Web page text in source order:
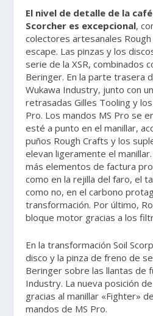
El nivel de detalle de la
Scorcher es excepcional,
colectores artesanales
escape. Las pinzas y los
serie de la XSR, combinados
Beringer. En la parte trasera
Wukawa Industry, junto con
retrasadas Gilles Tooling y
Pro. Los mandos MS Pro se
esté a punto en el manillar,
puños Rough Crafts y los
elevan ligeramente el
más elementos de factura
como en la rejilla del faro, el
como no, en el carbono
transformación. Por último,
bloque motor gracias a los
En la transformación Soil
disco y la pinza de freno de
Beringer sobre las llantas de
Industry. La nueva posición
gracias al manillar «Fighter»
mandos de MS Pro.